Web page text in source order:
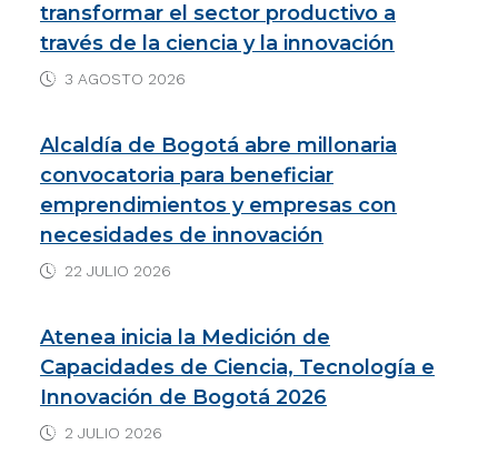
A d
transformar el sector productivo a
través de la ciencia y la innovación
3 AGOSTO 2026
Alcaldía de Bogotá abre millonaria
convocatoria para beneficiar
emprendimientos y empresas con
necesidades de innovación
22 JULIO 2026
Atenea inicia la Medición de
Capacidades de Ciencia, Tecnología e
Innovación de Bogotá 2026
2 JULIO 2026